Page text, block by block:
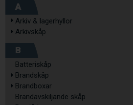
A
Arkiv & lagerhyllor
Arkivskåp
B
Batteriskåp
Brandskåp
Brandboxar
Brandavskiljande skåp